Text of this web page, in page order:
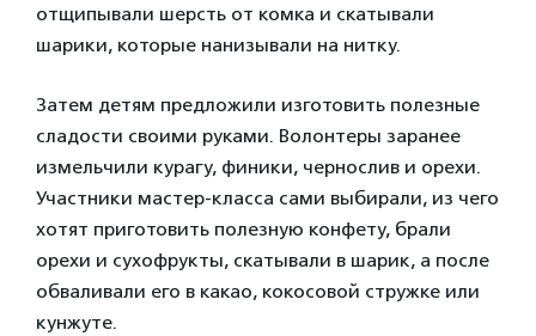
отщипывали шерсть от комка и скатывали
шарики, которые нанизывали на нитку.
Затем детям предложили изготовить полезные
сладости своими руками. Волонтеры заранее
измельчили курагу, финики, чернослив и орехи.
Участники мастер-класса сами выбирали, из чего
хотят приготовить полезную конфету, брали
орехи и сухофрукты, скатывали в шарик, а после
обваливали его в какао, кокосовой стружке или
кунжуте.